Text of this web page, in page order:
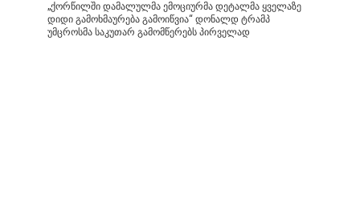
„ქორწილში დამალულმა ემოციურმა დეტალმა ყველაზე
დიდი გამოხმაურება გამოიწვია“ დონალდ ტრამპ
უმცროსმა საკუთარ გამომწერებს პირველად